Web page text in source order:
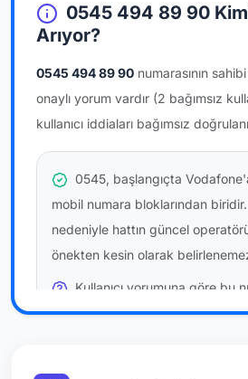
0545 494 89 90
Arıyor?
0545 494 89 90 numarasının
onaylı yorum vardır (2 bağımsız
kullanıcı iddiaları bağımsız
0545, başlangıçta
mobil numara bloklarından
nedeniyle hattın güncel
önekten kesin olarak
Kullanıcı yorumuna göre bu
çağrılaratemkinli yaklaşmanız